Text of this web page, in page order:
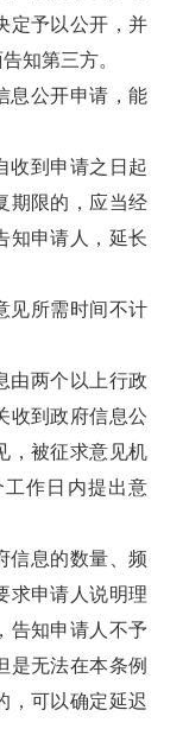
定予以公开，并
知第三方。
息公开申请，能
收到申请之日起
期限的，应当经
知申请人，延长
见所需时间不计
两个以上行政
收到政府信息公
，被征求意见机
作日内提出意
息的数量、频
求申请人说明理
告知申请人不予
是无法在本条例
，可以确定延迟